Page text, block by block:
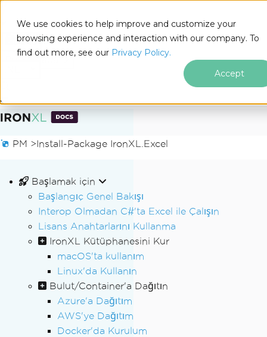
We use cookies to help improve and customize your
browsing experience and interaction with our company. To
find out more, see our Privacy Policy.
Accept
Altbilgi içeriğine atla
Docs
PM >Install-Package IronXL.Excel
Başlamak için
Başlangıç Genel Bakışı
Interop Olmadan C#'ta Excel ile Çalışın
Lisans Anahtarlarını Kullanma
IronXL Kütüphanesini Kur
macOS'ta kullanım
Linux'da Kullanın
Bulut/Container'a Dağıtın
Azure'a Dağıtım
AWS'ye Dağıtım
Docker'da Kurulum